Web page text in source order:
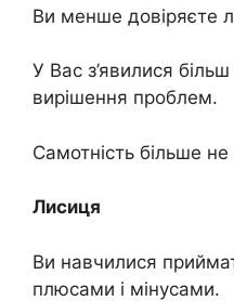
Ви менше довіряєте
У Вас з’явилися
вирішення проблем.
Самотність більше
Лисиця
Ви навчилися
плюсами і мінусами.